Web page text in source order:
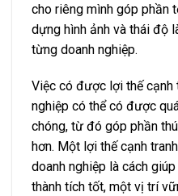
cho riêng mình góp phần
dựng hình ảnh và thái độ
từng doanh nghiệp.
Việc có được lợi thế cạnh
nghiệp có thể có được
chóng, từ đó góp phần
hơn. Một lợi thế cạnh
doanh nghiệp là cách
thành tích tốt, một vị trí